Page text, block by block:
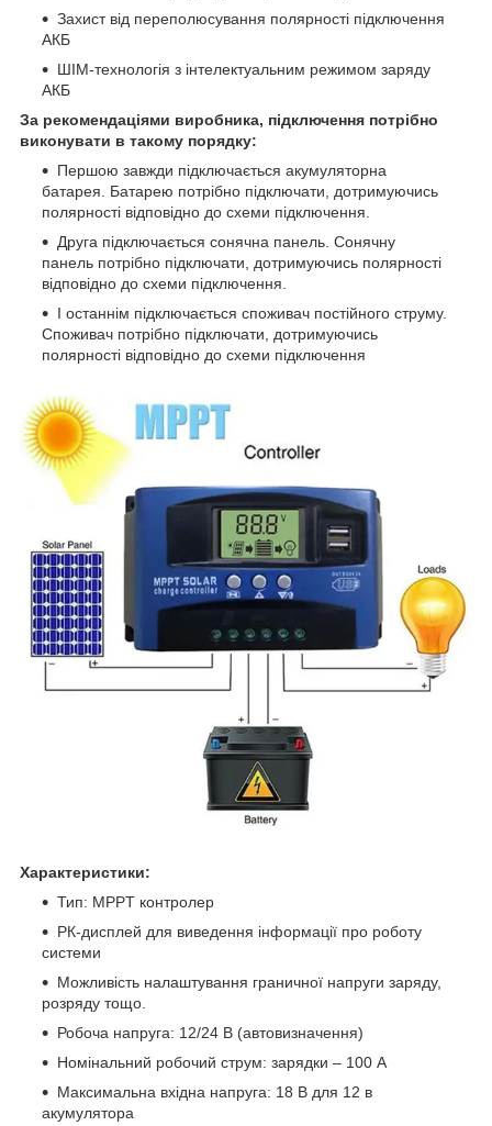
Захист від переполюсування полярності підключення
АКБ
ШІМ-технологія з інтелектуальним режимом заряду
АКБ
За рекомендаціями виробника, підключення потрібно
виконувати в такому порядку:
Першою завжди підключається акумуляторна
батарея. Батарею потрібно підключати, дотримуючись
полярності відповідно до схеми підключення.
Друга підключається сонячна панель. Сонячну
панель потрібно підключати, дотримуючись полярності
відповідно до схеми підключення.
І останнім підключається споживач постійного струму.
Споживач потрібно підключати, дотримуючись
полярності відповідно до схеми підключення
Характеристики:
Тип: MPPT контролер
РК-дисплей для виведення інформації про роботу
системи
Можливість налаштування граничної напруги заряду,
розряду тощо.
Робоча напруга: 12/24 В (автовизначення)
Номінальний робочий струм: зарядки – 100 A
Максимальна вхідна напруга: 18 B для 12 в
акумулятора